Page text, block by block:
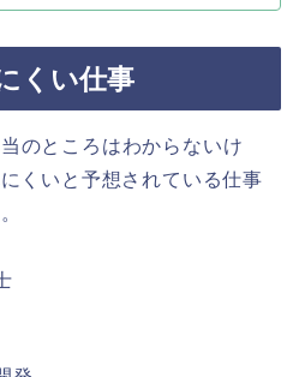
くい仕事
のところはわからないけ
くいと予想されている仕事